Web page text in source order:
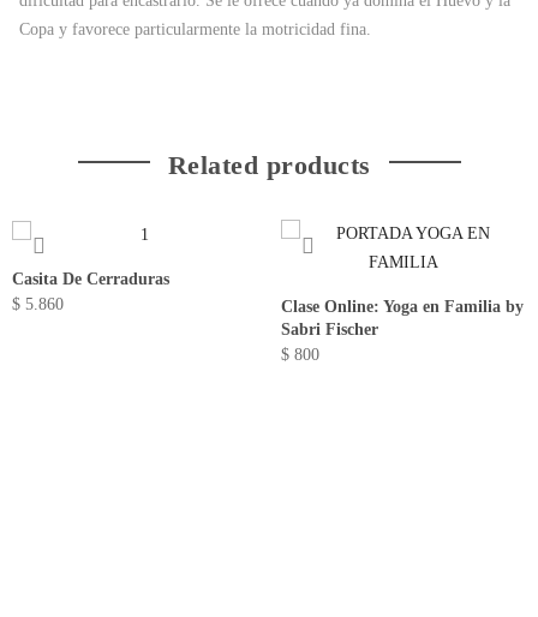
Copa y favorece particularmente la motricidad fina.
Related products
Casita De Cerraduras
$ 5.860
Clase Online: Yoga en Familia by
Sabri Fischer
$ 800